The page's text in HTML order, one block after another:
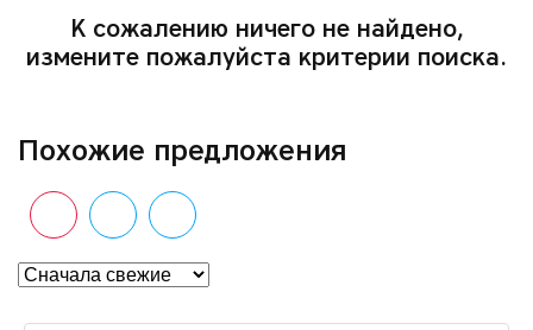
К сожалению ничего не найдено,
измените пожалуйста критерии поиска.
Похожие предложения